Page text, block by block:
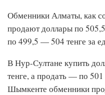
Обменники Алматы, как
продают доллары по
по 499,5 — 504 тенге за
В Нур-Султане купить
тенге, а продать — по
Шымкенте обменники